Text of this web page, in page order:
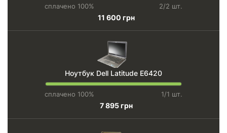
сплачено 100% 2/2 шт.
11 600 грн
Ноутбук Dell Latitude E6420
сплачено 100% 1/1 шт.
7 895 грн